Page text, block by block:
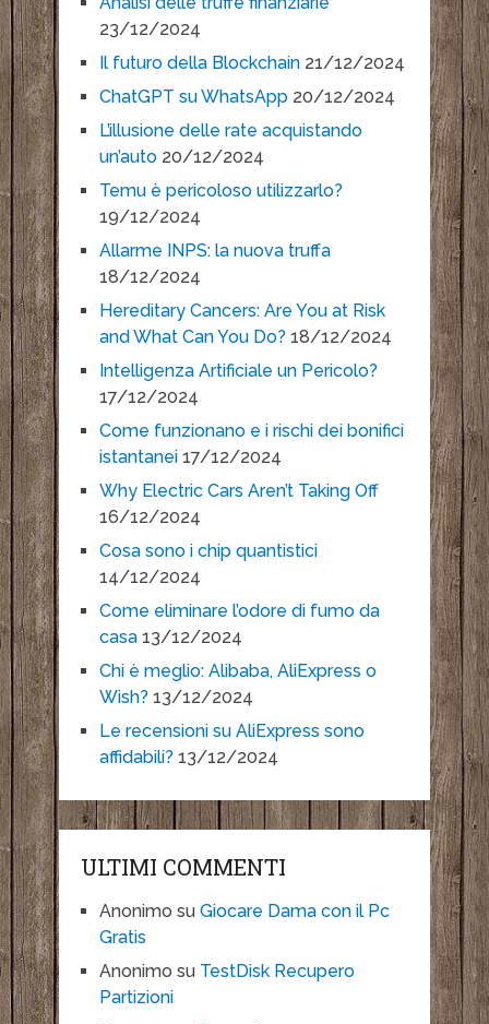
23/12/2024
Il futuro della Blockchain 21/12/2024
ChatGPT su WhatsApp 20/12/2024
L’illusione delle rate acquistando
un’auto 20/12/2024
Temu è pericoloso utilizzarlo?
19/12/2024
Allarme INPS: la nuova truffa
18/12/2024
Hereditary Cancers: Are You at Risk
and What Can You Do? 18/12/2024
Intelligenza Artificiale un Pericolo?
17/12/2024
Come funzionano e i rischi dei bonifici
istantanei 17/12/2024
Why Electric Cars Aren’t Taking Off
16/12/2024
Cosa sono i chip quantistici
14/12/2024
Come eliminare l’odore di fumo da
casa 13/12/2024
Chi è meglio: Alibaba, AliExpress o
Wish? 13/12/2024
Le recensioni su AliExpress sono
affidabili? 13/12/2024
ULTIMI COMMENTI
Anonimo su Giocare Dama con il Pc
Gratis
Anonimo su TestDisk Recupero
Partizioni